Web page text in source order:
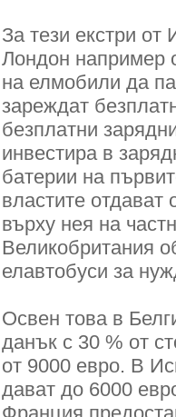
За тези екстри
Лондон например
на елмобили да
зареждат
безплатни
инвестира в
батерии на
властите
върху нея на
Великобритания
елавтобуси за
Освен това в
данък с 30 % от
от 9000 евро. В
дават до 6000